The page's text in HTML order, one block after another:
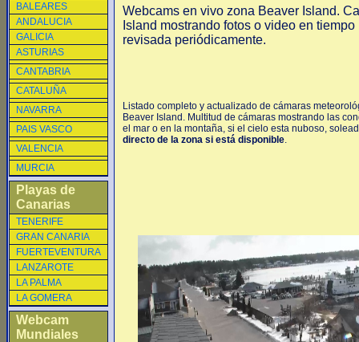
BALEARES
ANDALUCIA
GALICIA
ASTURIAS
CANTABRIA
CATALUÑA
NAVARRA
PAIS VASCO
VALENCIA
MURCIA
Playas de
Canarias
TENERIFE
GRAN CANARIA
FUERTEVENTURA
LANZAROTE
LA PALMA
LA GOMERA
Webcam
Mundiales
Webcams en vivo zona Beaver Island.
Island mostrando fotos o video en
revisada periódicamente.
Listado completo y actualizado de cámaras
Beaver Island. Multitud de cámaras mostrando las
el mar o en la montaña, si el cielo esta nuboso,
directo de la zona si está disponible.